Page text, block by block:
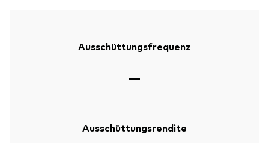
Ausschüttungsfrequenz
—
Ausschüttungsrendite